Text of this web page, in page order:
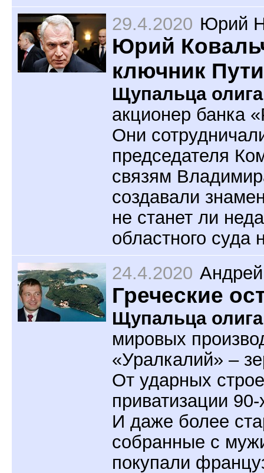
29.4.2020 Юрий
Юрий
ключник
Щупальца
акционер банка
Они
председателя
связям
создавали
не станет ли
областного
24.4.2020
Греческие
Щупальца
мировых
«Уралкалий» –
От ударных
приватизации
И даже более
собранные с
покупали